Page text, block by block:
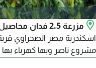
اسكندرية مصر الصحراوي